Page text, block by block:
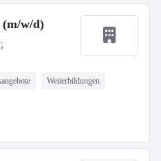
w/d)
Weiterbildungen